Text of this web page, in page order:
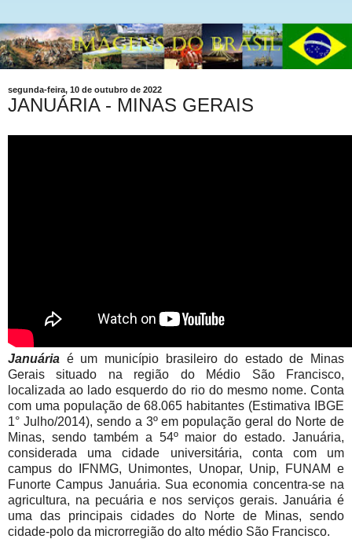
segunda-feira, 10 de outubro de 2022
JANUÁRIA - MINAS GERAIS
Januária é um município brasileiro do estado de Minas
Gerais situado na região do Médio São Francisco,
localizada ao lado esquerdo do rio do mesmo nome. Conta
com uma população de 68.065 habitantes (Estimativa IBGE
1° Julho/2014), sendo a 3º em população geral do Norte de
Minas, sendo também a 54º maior do estado. Januária,
considerada uma cidade universitária, conta com um
campus do IFNMG, Unimontes, Unopar, Unip, FUNAM e
Funorte Campus Januária. Sua economia concentra-se na
agricultura, na pecuária e nos serviços gerais. Januária é
uma das principais cidades do Norte de Minas, sendo
cidade-polo da microrregião do alto médio São Francisco.